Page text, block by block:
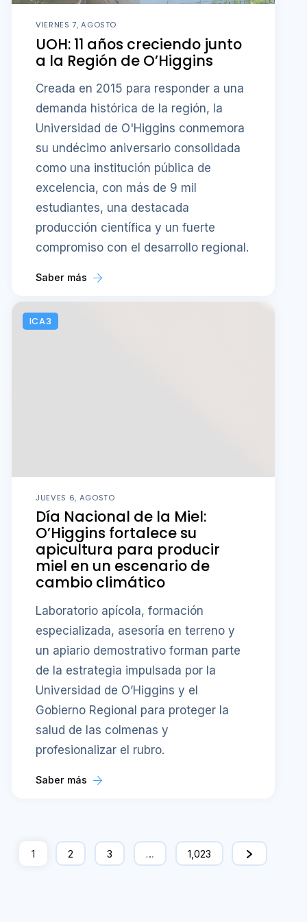
VIERNES 7, AGOSTO
UOH: 11 años creciendo junto
a la Región de O’Higgins
Creada en 2015 para responder a una
demanda histórica de la región, la
Universidad de O'Higgins conmemora
su undécimo aniversario consolidada
como una institución pública de
excelencia, con más de 9 mil
estudiantes, una destacada
producción científica y un fuerte
compromiso con el desarrollo regional.
Saber más
ICA3
JUEVES 6, AGOSTO
Día Nacional de la Miel:
O’Higgins fortalece su
apicultura para producir
miel en un escenario de
cambio climático
Laboratorio apícola, formación
especializada, asesoría en terreno y
un apiario demostrativo forman parte
de la estrategia impulsada por la
Universidad de O’Higgins y el
Gobierno Regional para proteger la
salud de las colmenas y
profesionalizar el rubro.
Saber más
1 2 3 … 1,023